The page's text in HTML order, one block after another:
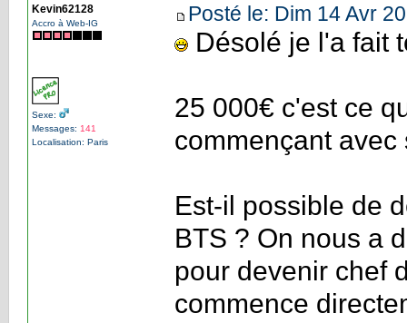
Kevin62128
Accro à Web-IG
Sexe:
Messages: 141
Localisation: Paris
Posté le: Dim 14 Avr
Désolé je l'a fait
25 000€ c'est ce
commençant avec
Est-il possible de
BTS ? On nous a
pour devenir chef
commence